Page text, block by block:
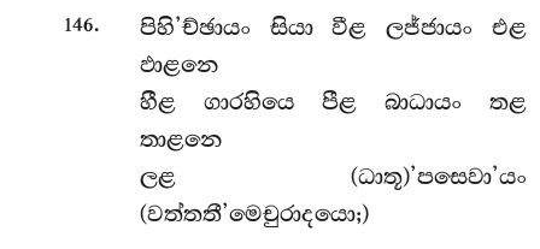
146.
පිහි’ච්ඡායං සියා වීළ ලජ්ජායං එළ
ඵාළනෙ
හීළ ගාරහියෙ පීළ බාධායං තළ
තාළනෙ
ලළ (ධාතූ)’පසෙවා’යං
(වත්තතී’මෙචුරාදයො;)